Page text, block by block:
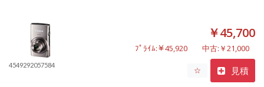
4549292057584
￥45,700
ﾌﾟﾗｲﾑ:￥45,920 中古:￥21,000
☆ 見積